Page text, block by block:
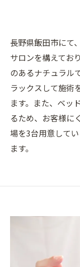
長野県飯田市にて
サロンを構えてお
のあるナチュラル
ラックスして施術
ます。また、ベッ
るため、お客様に
場を3台用意して
ます。